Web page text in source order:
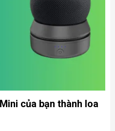
của bạn thành loa